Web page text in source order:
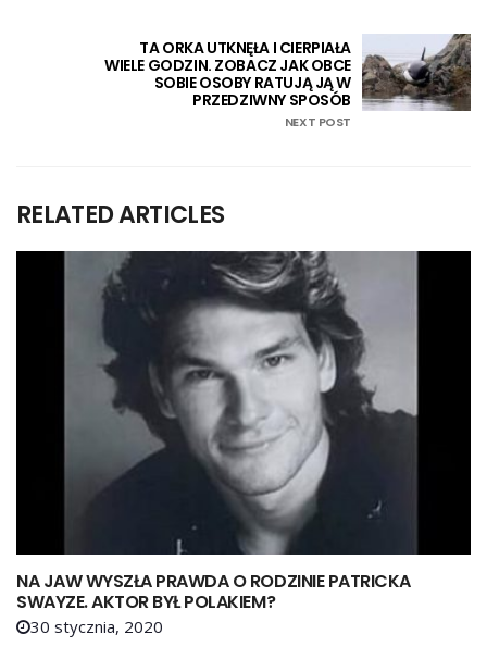
TA ORKA UTKNĘŁA I CIERPIAŁA
WIELE GODZIN. ZOBACZ JAK OBCE
SOBIE OSOBY RATUJĄ JĄ W
PRZEDZIWNY SPOSÓB
NEXT POST
RELATED ARTICLES
NA JAW WYSZŁA PRAWDA O RODZINIE PATRICKA
SWAYZE. AKTOR BYŁ POLAKIEM?
30 stycznia, 2020